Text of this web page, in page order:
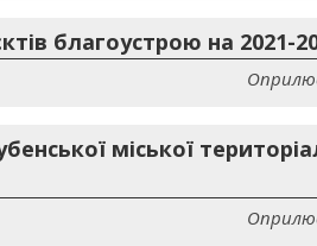
благоустрою на 2021-
міської